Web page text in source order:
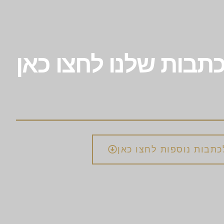
שלנו לחצו כאן
נוספות לחצו כאן